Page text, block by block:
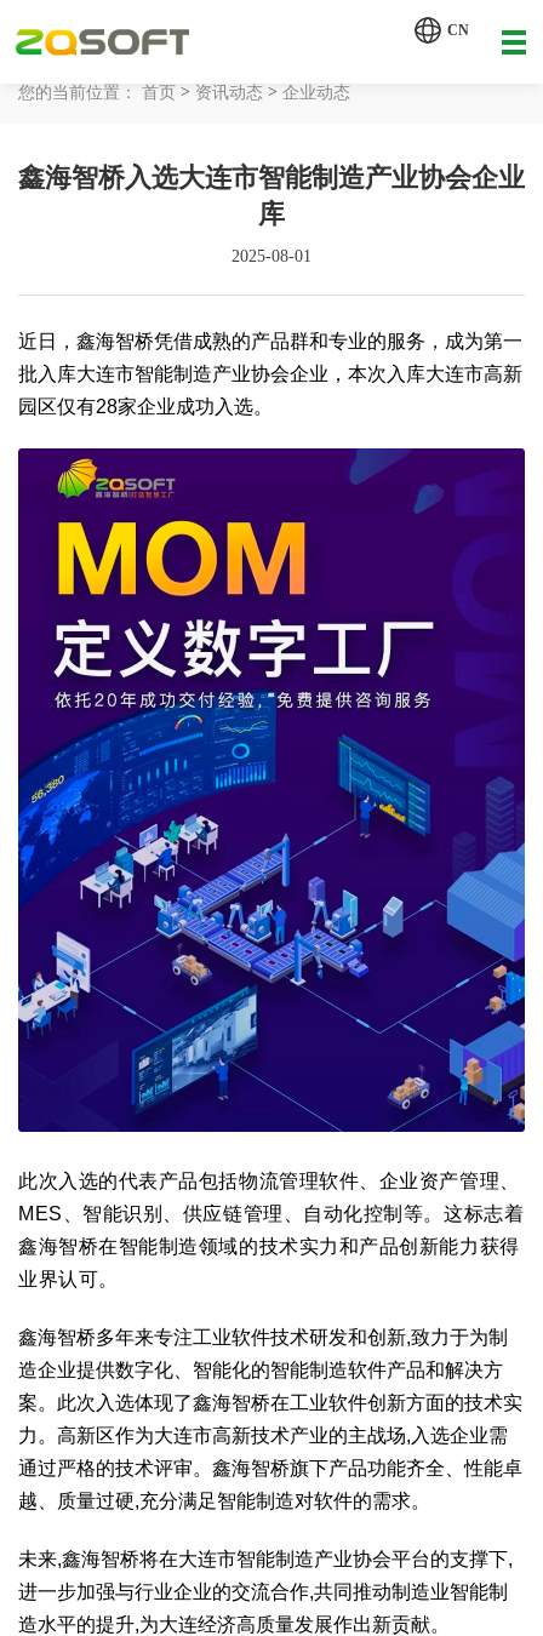
CN
工业AI
解决方案
客户案例
资讯动态
关于我们
您的当前位置： 首页 > 资讯动态 > 企业动态
鑫海智桥入选大连市智能制造产业协会企业
库
2025-08-01
近日，鑫海智桥凭借成熟的产品群和专业的服务，成为第一
批入库大连市智能制造产业协会企业，本次入库大连市高新
园区仅有28家企业成功入选。
此次入选的代表产品包括物流管理软件、企业资产管理、
MES、智能识别、供应链管理、自动化控制等。这标志着
鑫海智桥在智能制造领域的技术实力和产品创新能力获得
业界认可。
鑫海智桥多年来专注工业软件技术研发和创新,致力于为制
造企业提供数字化、智能化的智能制造软件产品和解决方
案。此次入选体现了鑫海智桥在工业软件创新方面的技术实
力。高新区作为大连市高新技术产业的主战场,入选企业需
通过严格的技术评审。鑫海智桥旗下产品功能齐全、性能卓
越、质量过硬,充分满足智能制造对软件的需求。
未来,鑫海智桥将在大连市智能制造产业协会平台的支撑下,
进一步加强与行业企业的交流合作,共同推动制造业智能制
造水平的提升,为大连经济高质量发展作出新贡献。
【AI 智能体重塑企业运营管理.pdf】
详情致电 400-107-7178